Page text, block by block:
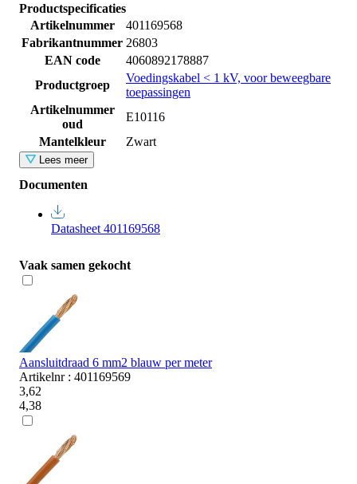
Productspecificaties
Artikelnummer
401169568
Fabrikantnummer 26803
EAN code
4060892178887
Productgroep
Voedingskabel < 1 kV, voor beweegbare
toepassingen
Artikelnummer
oud
E10116
Mantelkleur
Zwart
Lees meer
Documenten
Datasheet 401169568
Vaak samen gekocht
Aansluitdraad 6 mm2 blauw per meter
Artikelnr : 401169569
3,62
4,38